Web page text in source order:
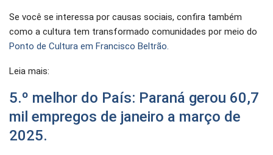
Se você se interessa por causas sociais, confira também
como a cultura tem transformado comunidades por meio do
Ponto de Cultura em Francisco Beltrão.
Leia mais:
5.º melhor do País: Paraná gerou 60,7
mil empregos de janeiro a março de
2025.